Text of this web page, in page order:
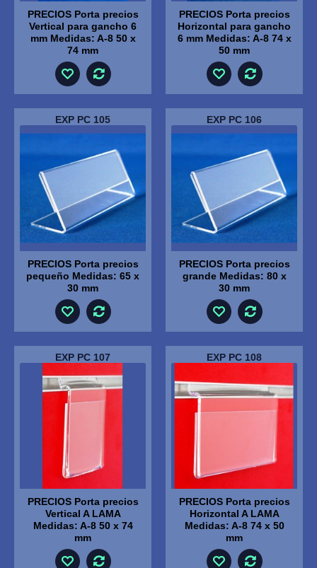
PRECIOS Porta precios
Vertical para gancho 6
mm Medidas: A-8 50 x
74 mm
PRECIOS Porta precios
Horizontal para gancho
6 mm Medidas: A-8 74 x
50 mm
EXP PC 105
PRECIOS Porta precios
pequeño Medidas: 65 x
30 mm
EXP PC 106
PRECIOS Porta precios
grande Medidas: 80 x
30 mm
EXP PC 107
PRECIOS Porta precios
Vertical A LAMA
Medidas: A-8 50 x 74
mm
EXP PC 108
PRECIOS Porta precios
Horizontal A LAMA
Medidas: A-8 74 x 50
mm